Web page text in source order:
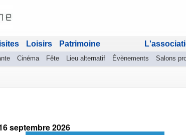
Cinéma Fête Lieu alternatif Évènements Salons
Loisirs Patrimoine
septembre 2026